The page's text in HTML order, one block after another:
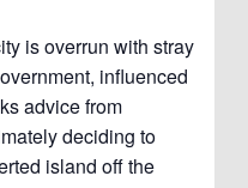
is overrun with stray
influenced
advice from
deciding to
island off the